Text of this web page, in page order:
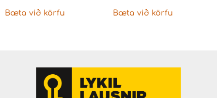
Bæta við körfu Bæta við körfu